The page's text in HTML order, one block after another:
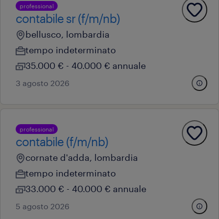
professional
contabile sr (f/m/nb)
bellusco, lombardia
tempo indeterminato
35.000 € - 40.000 € annuale
3 agosto 2026
professional
contabile (f/m/nb)
cornate d'adda, lombardia
tempo indeterminato
33.000 € - 40.000 € annuale
5 agosto 2026